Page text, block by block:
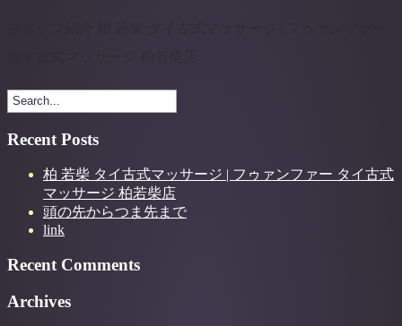
Recent Posts
柏 若柴 タイ古式マッサージ | フゥァンファー タイ古式
マッサージ 柏若柴店
頭の先からつま先まで
link
Recent Comments
Archives